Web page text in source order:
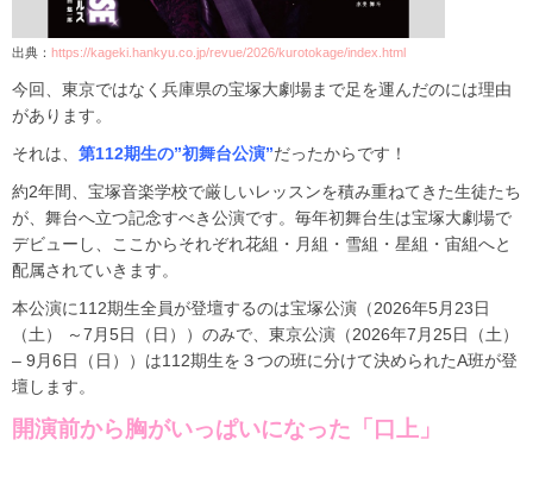
出典： https://kageki.hankyu.co.jp/revue/2026/kurotokage/index.html
今回、東京ではなく兵庫県の宝塚大劇場まで足を運んだのには理由
があります。
それは、 第112期生の”初舞台公演”だったからです！
約2年間、宝塚音楽学校で厳しいレッスンを積み重ねてきた生徒たち
が、舞台へ立つ記念すべき公演です。毎年初舞台生は宝塚大劇場で
デビューし、ここからそれぞれ花組・月組・雪組・星組・宙組へと
配属されていきます。
本公演に112期生全員が登壇するのは宝塚公演（2026年5月23日
（土） ～7月5日（日））のみで、東京公演（2026年7月25日（土）
– 9月6日（日））は112期生を３つの班に分けて決められたA班が登
壇します。
開演前から胸がいっぱいになった「口上」